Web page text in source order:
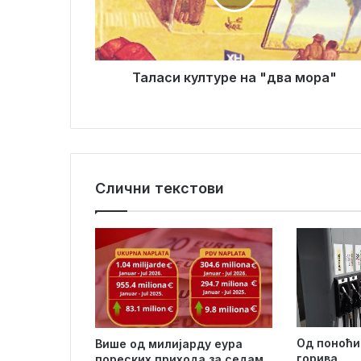
и
л
а
д
у
и
к
у
л
е
д
в
а
м
р
"
Таласи културе на "два мора"
Слични текстови
Више од милијарду еура
Од поноћи